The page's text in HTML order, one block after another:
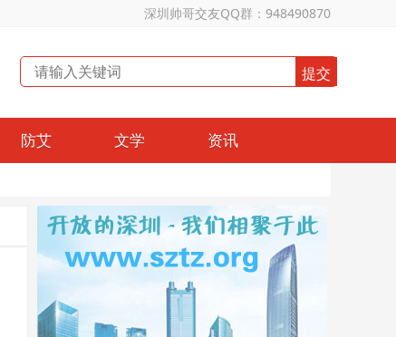
深圳帅哥交友QQ群：948490870
防艾 文学 资讯